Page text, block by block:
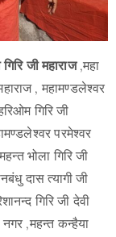
जी महाराज,महा
, महामण्डलेश्वर
गिरि जी
परमेश्वर
भोला गिरि जी
दास त्यागी जी
गिरि जी देवी
नगर ,महन्त कन्हैया